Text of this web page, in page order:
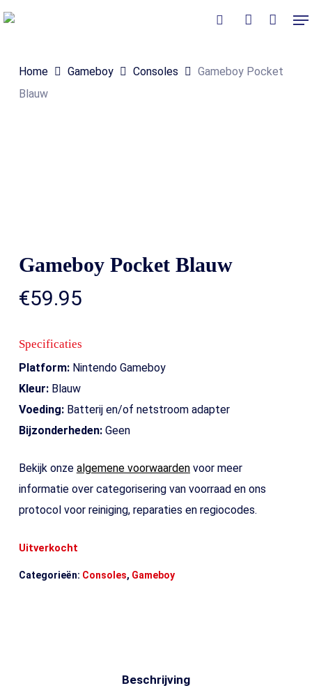
Skip
content
Home Gameboy Consoles
Gameboy Pocket
Blauw
Gameboy Pocket Blauw
€59.95
Specificaties
Platform:Nintendo Gameboy
Kleur:Blauw
Voeding:Batterij en/of netstroom adapter
Bijzonderheden:Geen
Bekijk onze algemene voorwaardenvoor meer
informatie over categorisering van voorraad en ons
protocol voor reiniging, reparaties en regiocodes.
Uitverkocht
Categorieën: Consoles, Gameboy
Beschrijving